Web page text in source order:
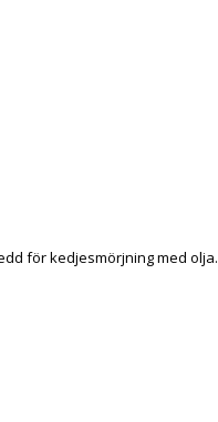
för kedjesmörjning med olja.